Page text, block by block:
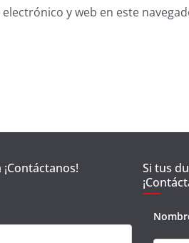
y web en este
Si tus